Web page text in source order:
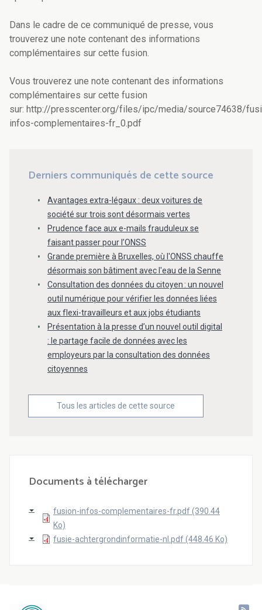
Dans le cadre de ce communiqué de presse, vous
trouverez une note contenant des informations
complémentaires sur cette fusion.
Vous trouverez une note contenant des informations
complémentaires sur cette fusion
sur: http://presscenter.org/files/ipc/media/source74638/
infos-complementaires-fr_0.pdf
Derniers communiqués de cette source
Avantages extra-légaux : deux voitures de
société sur trois sont désormais vertes
Prudence face aux e-mails frauduleux se
faisant passer pour l’ONSS
Grande première à Bruxelles, où l'ONSS chauffe
désormais son bâtiment avec l'eau de la Senne
Consultation des données du citoyen : un nouvel
outil numérique pour vérifier les données liées
aux flexi-travailleurs et aux jobs étudiants
Présentation à la presse d’un nouvel outil digital
: le partage facile de données avec les
employeurs par la consultation des données
citoyennes
Tous les articles de cette source
Documents à télécharger
fusion-infos-complementaires-fr.pdf (390.44
Ko)
fusie-achtergrondinformatie-nl.pdf (448.46 Ko)